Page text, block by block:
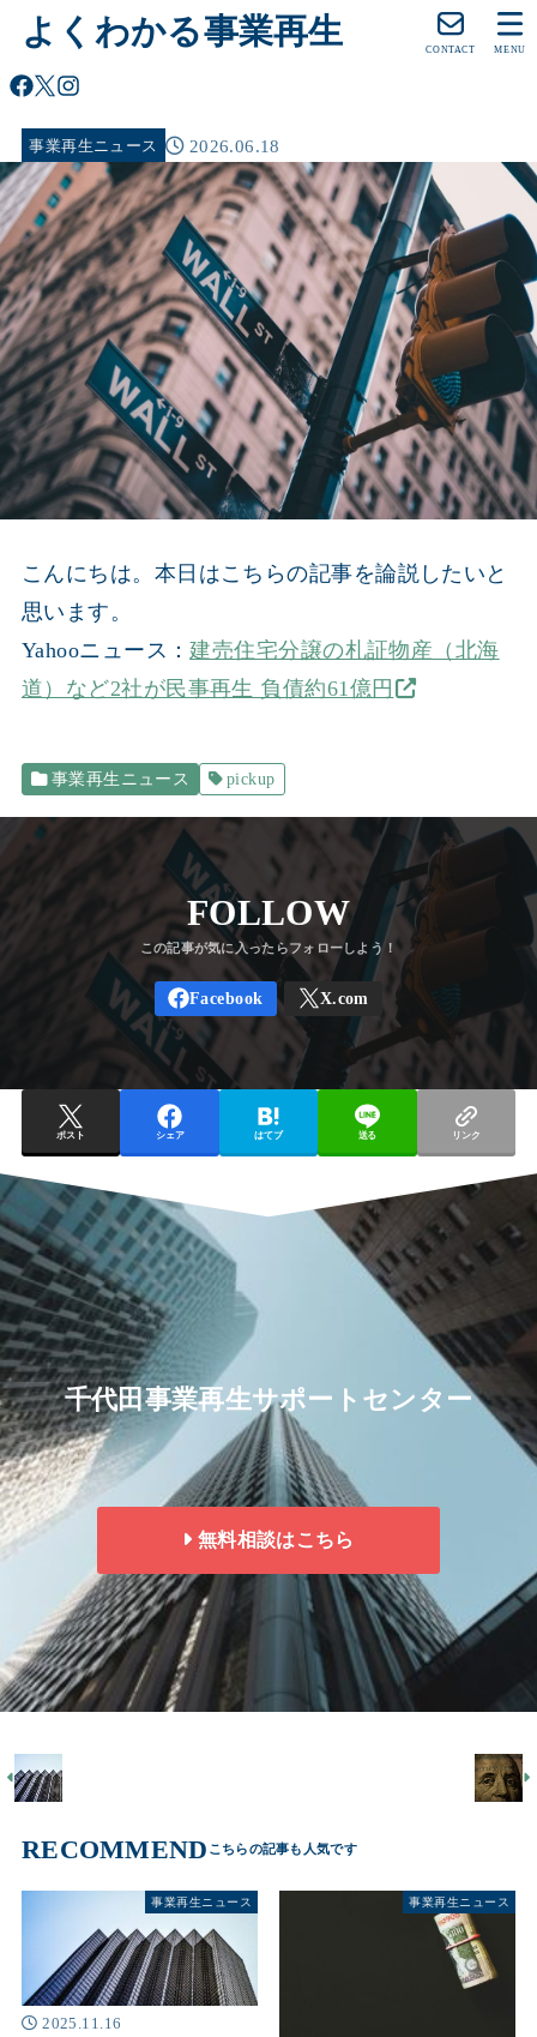
よくわかる事業再生 CONTACT MENU
事業再生ニュース 2026.06.18
こんにちは。本日はこちらの記事を論説したいと
思います。
Yahooニュース：建売住宅分譲の札証物産（北海
道）など2社が民事再生 負債約61億円
事業再生ニュース pickup
FOLLOW
ポスト シェア はてブ 送る リンク
千代田事業再生サポートセンター
無料相談はこちら
RECOMMEND
事業再生ニュース
2025.11.16
事業再生ニュース